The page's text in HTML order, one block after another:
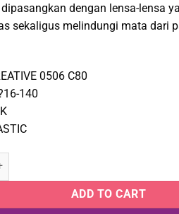
dengan lensa-lensa
sekaligus melindungi mata dari
0506 C80
140
C80 quantity
ADD TO CART